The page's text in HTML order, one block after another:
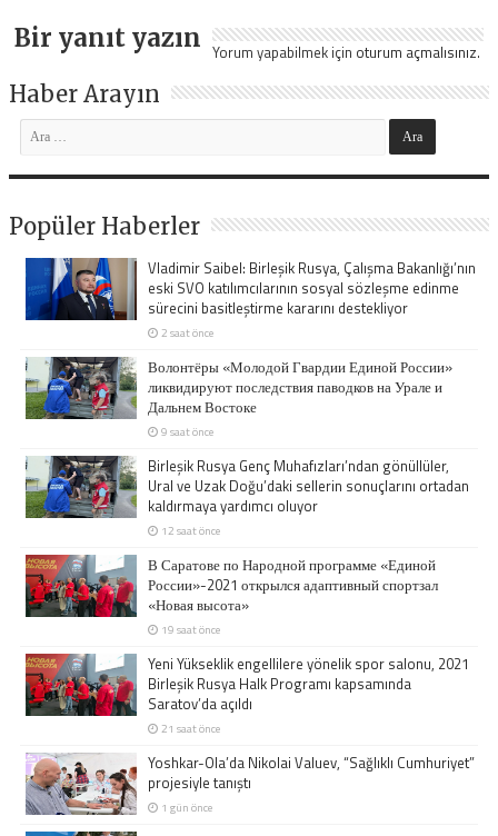
Bir yanıt yazın Yorum yapabilmek için oturum açmalısınız.
Haber Arayın
Popüler Haberler
Vladimir Saibel: Birleşik Rusya, Çalışma Bakanlığı’nın
eski SVO katılımcılarının sosyal sözleşme edinme
sürecini basitleştirme kararını destekliyor
2 saat önce
Волонтёры «Молодой Гвардии Единой России»
ликвидируют последствия паводков на Урале и
Дальнем Востоке
9 saat önce
Birleşik Rusya Genç Muhafızları’ndan gönüllüler,
Ural ve Uzak Doğu’daki sellerin sonuçlarını ortadan
kaldırmaya yardımcı oluyor
12 saat önce
В Саратове по Народной программе «Единой
России»-2021 открылся адаптивный спортзал
«Новая высота»
19 saat önce
Yeni Yükseklik engellilere yönelik spor salonu, 2021
Birleşik Rusya Halk Programı kapsamında
Saratov’da açıldı
21 saat önce
Yoshkar-Ola’da Nikolai Valuev, “Sağlıklı Cumhuriyet”
projesiyle tanıştı
1 gün önce